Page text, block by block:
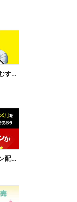
【おトク】大谷選手ファミマおむすび割
【おトク】お店で使えるクーポン配信中